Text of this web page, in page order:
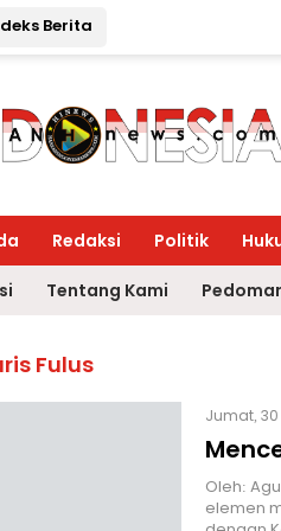
Berita
Redaksi Politik
Tentang Kami
Fulus
Jumat, 30
Oleh:
elemen